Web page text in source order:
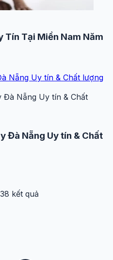
Tín Tại Miền Nam Năm
Nẵng Uy tín & Chất lượng
Đà Nẵng Uy tín & Chất
kết quả